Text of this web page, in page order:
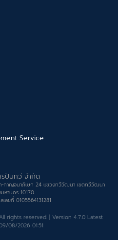
Service
ปันทวี จำกัด
กาญจนาภิเษก 24 แขวงทวีวัฒนา เขตทวีวัฒนา
หานคร 10170
ลขที่ 0105564131281
rights reserved. | Version 4.7.0 Latest
08/2026 01:51